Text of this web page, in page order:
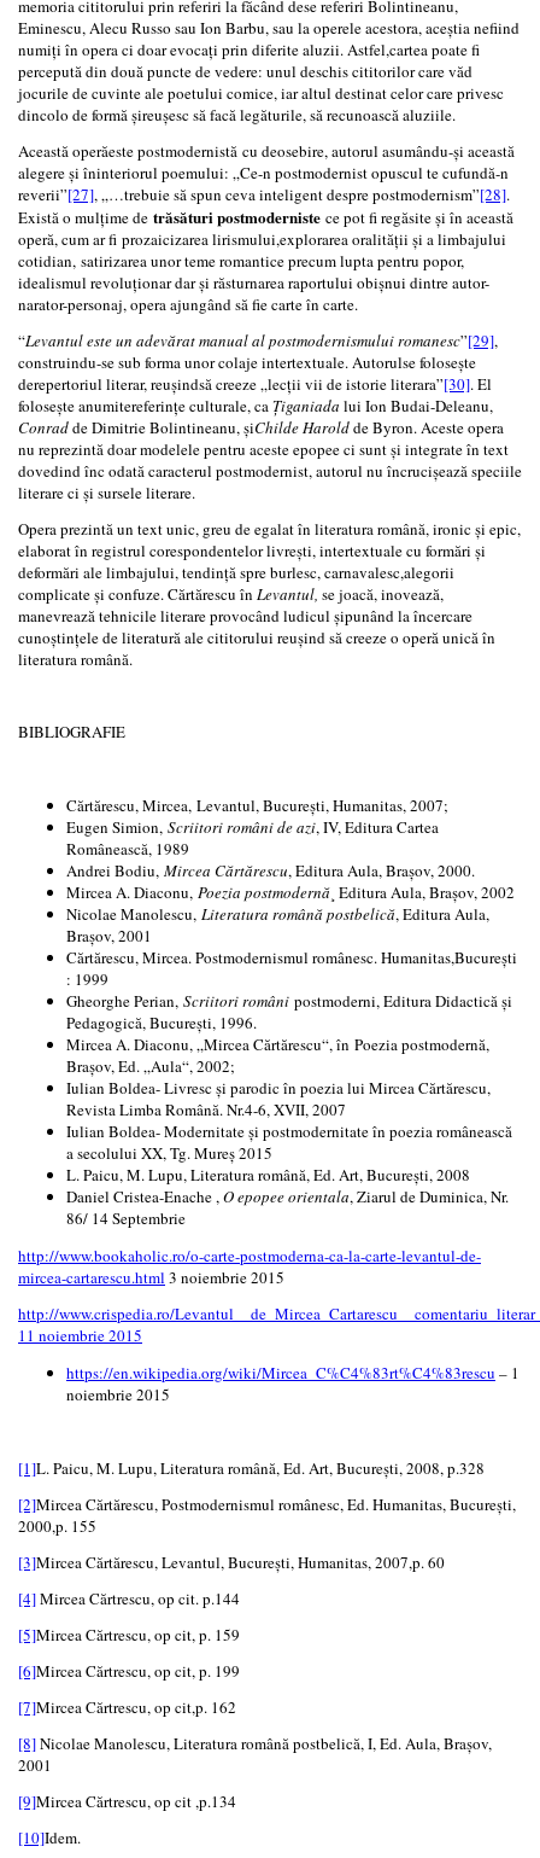
memoria cititorului prin referiri la făcând dese referiri Bolintineanu,
Eminescu, Alecu Russo sau Ion Barbu, sau la operele acestora, aceștia nefiind
numiți în opera ci doar evocați prin diferite aluzii. Astfel,cartea poate fi
percepută din două puncte de vedere: unul deschis cititorilor care văd
jocurile de cuvinte ale poetului comice, iar altul destinat celor care privesc
dincolo de formă șireușesc să facă legăturile, să recunoască aluziile.
Această operăeste postmodernistă cu deosebire, autorul asumându-și această
alegere și îninteriorul poemului: „Ce-n postmodernist opuscul te cufundă-n
reverii”[27], „…trebuie să spun ceva inteligent despre postmodernism”[28].
Există o mulțime de trăsături postmoderniste ce pot fi regăsite și în această
operă, cum ar fi prozaicizarea lirismului,explorarea oralității și a limbajului
cotidian, satirizarea unor teme romantice precum lupta pentru popor,
idealismul revoluționar dar și răsturnarea raportului obișnui dintre autor-
narator-personaj, opera ajungând să fie carte în carte.
“Levantul este un adevărat manual al postmodernismului romanesc”[29],
construindu-se sub forma unor colaje intertextuale. Autorulse folosește
derepertoriul literar, reușindsă creeze „lecții vii de istorie literara”[30]. El
folosește anumitereferințe culturale, ca Țiganiada lui Ion Budai-Deleanu,
Conradde Dimitrie Bolintineanu, șiChilde Haroldde Byron. Aceste opera
nu reprezintă doar modelele pentru aceste epopee ci sunt și integrate în text
dovedind înc odată caracterul postmodernist, autorul nu încrucișează speciile
literare ci și sursele literare.
Opera prezintă un text unic, greu de egalat în literatura română, ironic și epic,
elaborat în registrul corespondentelor livrești, intertextuale cu formări și
deformări ale limbajului, tendință spre burlesc, carnavalesc,alegorii
complicate și confuze. Cărtărescu în Levantul, se joacă, inovează,
manevrează tehnicile literare provocând ludicul șipunând la încercare
cunoștințele de literatură ale cititorului reușind să creeze o operă unică în
literatura română.
BIBLIOGRAFIE
Cărtărescu, Mircea, Levantul, București, Humanitas, 2007;
Eugen Simion, Scriitori români de azi, IV, Editura Cartea
Românească, 1989
Andrei Bodiu, Mircea Cărtărescu, Editura Aula, Brașov, 2000.
Mircea A. Diaconu, Poezia postmodernă ¸ Editura Aula, Brașov, 2002
Nicolae Manolescu, Literatura română postbelică, Editura Aula,
Brașov, 2001
Cărtărescu, Mircea. Postmodernismul românesc. Humanitas,București
: 1999
Gheorghe Perian, Scriitori români postmoderni, Editura Didactică și
Pedagogică, București, 1996.
Mircea A. Diaconu, „Mircea Cărtărescu“, în Poezia postmodernă,
Brașov, Ed. „Aula“, 2002;
Iulian Boldea- Livresc și parodic în poezia lui Mircea Cărtărescu,
Revista Limba Română. Nr.4-6, XVII, 2007
Iulian Boldea- Modernitate și postmodernitate în poezia românească
a secolului XX, Tg. Mureș 2015
L. Paicu, M. Lupu, Literatura română, Ed. Art, București, 2008
Daniel Cristea-Enache ,O epopee orientala, Ziarul de Duminica, Nr.
86/ 14 Septembrie
http://www.bookaholic.ro/o-carte-postmoderna-ca-la-carte-levantul-de-
mircea-cartarescu.html 3 noiembrie 2015
http://www.crispedia.ro/
11 noiembrie 2015
https://en.wikipedia.org/wiki/Mircea_C%C4%83rt%C4%83rescu – 1
noiembrie 2015
[1]L. Paicu, M. Lupu, Literatura română, Ed. Art, București, 2008, p.328
[2]Mircea Cărtărescu, Postmodernismul românesc, Ed. Humanitas, București,
2000,p. 155
[3]Mircea Cărtărescu, Levantul, București, Humanitas, 2007,p. 60
[4]Mircea Cărtrescu, op cit. p.144
[5]Mircea Cărtrescu, op cit, p. 159
[6]Mircea Cărtrescu, op cit, p. 199
[7]Mircea Cărtrescu, op cit,p. 162
[8]Nicolae Manolescu, Literatura română postbelică, I, Ed. Aula, Brașov,
2001
[9]Mircea Cărtrescu, op cit ,p.134
[10]Idem.